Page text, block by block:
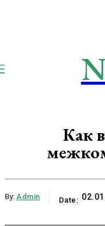
Как
By: Admin Date: